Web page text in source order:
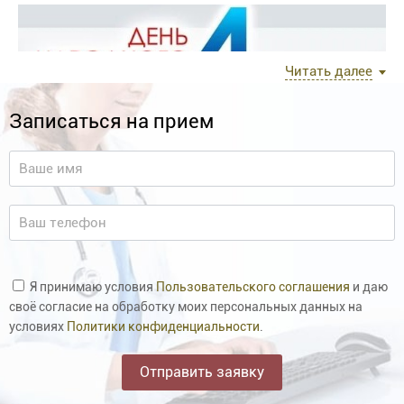
Читать далее
Записаться на прием
Я принимаю условия Пользовательского соглашения и даю
своё согласие на обработку моих персональных данных на
условиях Политики конфиденциальности